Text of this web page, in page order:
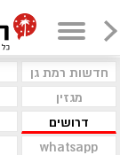
חדשות רמת גן
מגזין
דרושים
whatsapp